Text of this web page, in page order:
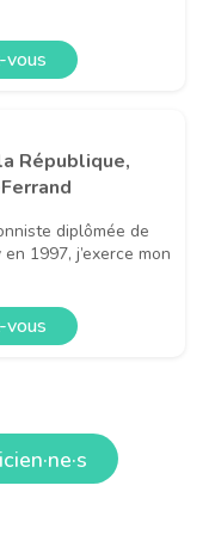
vous
République,
diplômée de
1997, j’exerce mon
vous